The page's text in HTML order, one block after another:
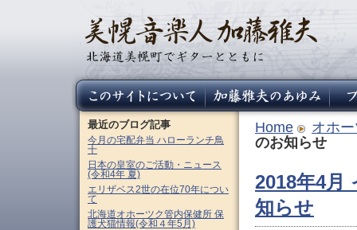
Home
オホ
のお知らせ
2018年4月
知らせ
最近のブログ記事
今月の宅配弁当 ハローランチ鳥
十
日本の皇室のご活動・ニュース
(令和4年 夏)
エリザベス2世の在位70年につい
て
北海道オホーツク管内保健所 保
護犬猫情報(令和４年5月)